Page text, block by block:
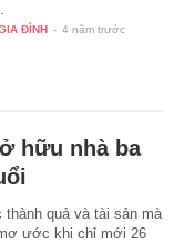
ĐÌNH - 4 năm trước
hữu nhà ba
thành quả và tài sản mà
ước khi chỉ mới 26